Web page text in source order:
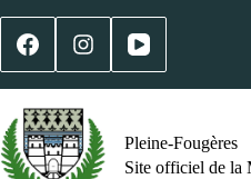
Pleine-Fougères
Site officiel de la